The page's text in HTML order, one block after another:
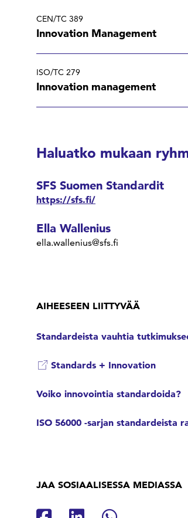
CEN/TC 389
Innovation Management
ISO/TC 279
Innovation management
Haluatko mukaan
SFS Suomen Standardit
https://sfs.fi/
Ella Wallenius
ella.wallenius@sfs.fi
AIHEESEEN LIITTYVÄÄ
Standardeista vauhtia
Standards + Innovation
Voiko innovointia standardoida?
ISO 56000 -sarjan standardeista
JAA SOSIAALISESSA MEDIASSA